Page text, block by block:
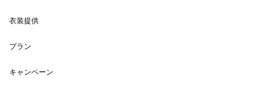
衣装提供
プラン
キャンペーン